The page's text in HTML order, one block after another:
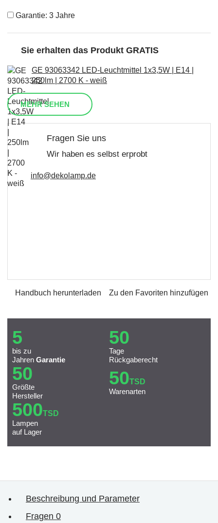
Garantie: 3 Jahre
Sie erhalten das Produkt GRATIS
GE 93063342 LED-Leuchtmittel 1x3,5W | E14 |
250lm | 2700 K - weiß
MEHR SEHEN
Fragen Sie uns
Wir haben es selbst erprobt
info@dekolamp.de
Handbuch herunterladen Zu den Favoriten hinzufügen
5
bis zu
Jahren Garantie
50
Tage
Rückgaberecht
50
Größte
Hersteller
50TSD
Warenarten
500TSD
Lampen
auf Lager
Beschreibung und Parameter
Fragen 0